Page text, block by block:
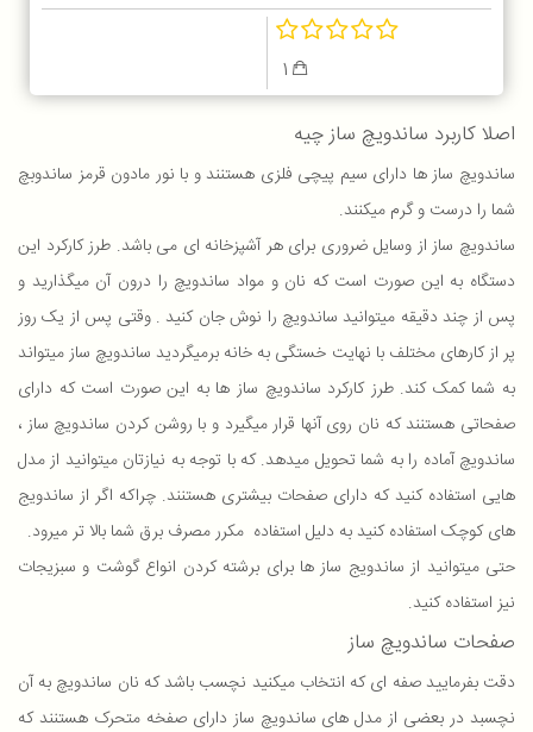
1
اصلا کاربرد ساندویچ ساز چیه
ساندویچ ساز ها دارای سیم پیچی فلزی هستنند و با نور مادون قرمز ساندوبچ
شما را درست و گرم میکنند.
ساندویچ ساز از وسایل ضروری برای هر آشپزخانه ای می باشد. طرز کارکرد این
دستگاه به این صورت است که نان و مواد ساندویچ را درون آن میگذارید و
پس از چند دقیقه میتوانید ساندویچ را نوش جان کنید . وقتی پس از یک روز
پر از کارهای مختلف با نهایت خستگی به خانه برمیگردید ساندویچ ساز میتواند
به شما کمک کند. طرز کارکرد ساندویچ ساز ها به این صورت است که دارای
صفحاتی هستنند که نان روی آنها قرار میگیرد و با روشن کردن ساندویچ ساز ،
ساندویچ آماده را به شما تحویل میدهد. که با توجه به نیازتان میتوانید از مدل
هایی استفاده کنید که دارای صفحات بیشتری هستنند. چراکه اگر از ساندویج
های کوچک استفاده کنید به دلیل استفاده مکرر مصرف برق شما بالا تر میرود.
حتی میتوانید از ساندویج ساز ها برای برشته کردن انواع گوشت و سبزیجات
نیز استفاده کنید.
صفحات ساندویچ ساز
دقت بفرمایید صفه ای که انتخاب میکنید نچسب باشد که نان ساندویچ به آن
نچسبد در بعضی از مدل های ساندویچ ساز دارای صفخه متحرک هستنند که